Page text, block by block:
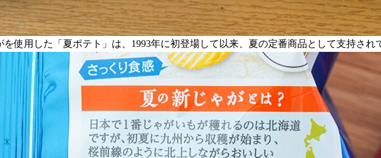
使用した「夏ポテト」は、1993年に初登場して以来、夏の定番商品として支持され